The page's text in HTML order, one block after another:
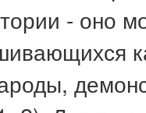
- оно